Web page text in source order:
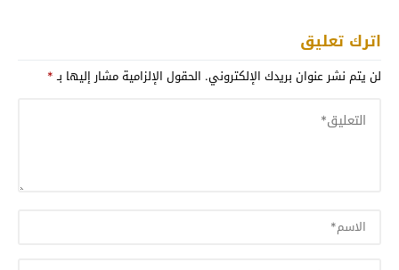
اترك تعليق
لن يتم نشر عنوان بريدك الإلكتروني. الحقول الإلزامية مشار إليها بـ*